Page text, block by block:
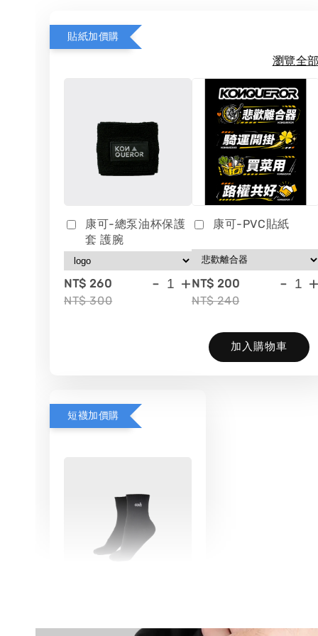
貼紙加價購
瀏覽全
康可-總泵油杯保護
套 護腕
NT$ 260
NT$ 300
- +
康可-PVC貼紙
NT$ 200
NT$ 240
-
加入購物車
短襪加價購